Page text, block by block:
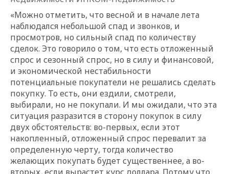
«Можно отметить, что весной и в начале лета
наблюдался небольшой спад и звонков, и
просмотров, но сильный спад по количеству
сделок. Это говорило о том, что есть отложенный
спрос и сезонный спрос, но в силу и финансовой,
и экономической нестабильности
потенциальные покупатели не решались сделать
покупку. То есть, они ездили, смотрели,
выбирали, но не покупали. И мы ожидали, что эта
ситуация разразится в сторону покупок в силу
двух обстоятельств: во-первых, если этот
накопленный, отложенный спрос перевалит за
определенную черту, тогда количество
желающих покупать будет существеннее, а во-